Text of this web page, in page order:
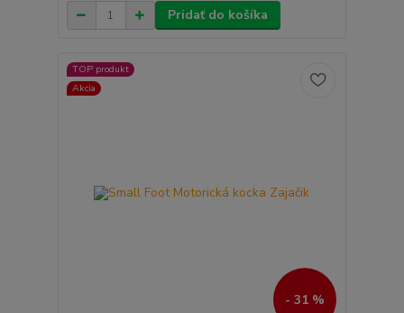
Pridať do košíka
TOP produkt
Akcia
- 31 %